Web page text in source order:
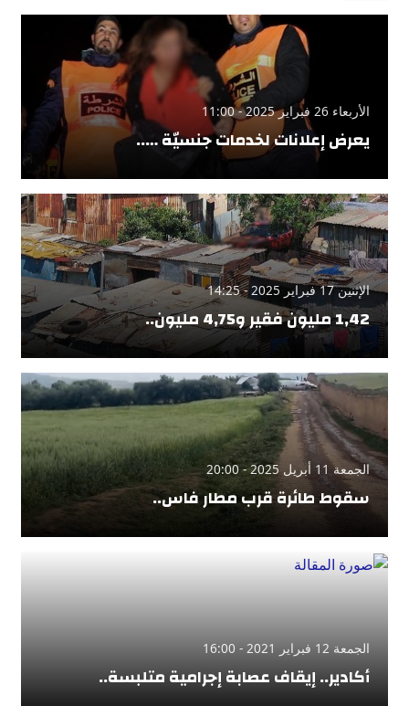
الأربعاء 26 فبراير 2025 - 11:00
يعرض إعلانات لخدمات جنسيّة …..
الإثنين 17 فبراير 2025 - 14:25
1,42 مليون فقير و4,75 مليون..
الجمعة 11 أبريل 2025 - 20:00
سقوط طائرة قرب مطار فاس..
الجمعة 12 فبراير 2021 - 16:00
أكادير.. إيقاف عصابة إجرامية متلبسة..